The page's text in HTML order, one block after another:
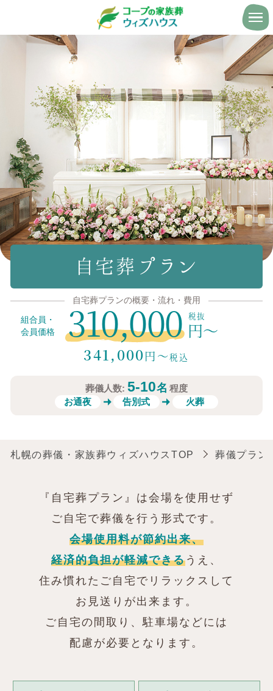
自宅葬プラン
自宅葬プランの概要・流れ・費用
組合員・
会員価格
310,000 円〜
341,000円〜税込
葬儀人数: 5-10名 程度
お通夜
告別式 火葬
札幌の葬儀・家族葬ウィズハウスTOP 葬儀プラン
『自宅葬プラン』は会場を使用せず
ご自宅で葬儀を行う形式です。
会場使用料が節約出来、
経済的負担が軽減できるうえ、
住み慣れたご自宅でリラックスして
お見送りが出来ます。
ご自宅の間取り、駐車場などには
配慮が必要となります。